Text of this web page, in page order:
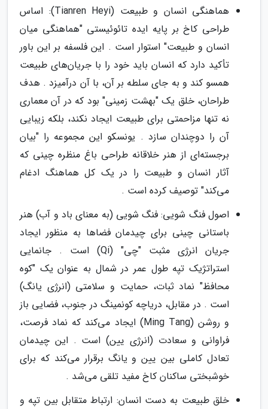
هماهنگی انسان و طبیعت (Tianren Heyi): اساس
طراحی کاخ بر پایه ایده تائوئیستی "هماهنگی میان
انسان و طبیعت" استوار است . این فلسفه بر این باور
تأکید دارد که انسان باید خود را با جریان‌های طبیعت
همسو کند و به جای سلطه بر آن، با آن درآمیزد . هدف
طراحان، خلق یک "بهشت زمینی" بود که در آن معماری
نه تنها مزاحمتی برای طبیعت ایجاد نکند، بلکه زیبایی
آن را دوچندان سازد . یونسکو این مجموعه را "بیان
برجسته‌ای از هنر خلاقانه طراحی باغ منظره چینی که
آثار انسان و طبیعت را در یک کل هماهنگ ادغام
می‌کند" توصیف کرده است .
اصول فنگ شویی: فنگ شویی (به معنای باد و آب) هنر
باستانی چینی برای چیدمان فضاها به منظور ایجاد
جریان انرژی مثبت "چی" (Qi) است . جانمایی
استراتژیک تپه طول عمر در شمال به عنوان یک "کوه
محافظ" نماد ثبات، حمایت و سلامتی (انرژی یانگ)
است . در مقابل، دریاچه کونمینگ در جنوب، فضایی باز
و روشن (Ming Tang) ایجاد می‌کند که نماد فرصت،
فراوانی و سعادت (انرژی یین) است . این چیدمان
تعادل کاملی بین یین و یانگ برقرار می‌کند که برای
خوشبختی ساکنان کاخ مفید تلقی می‌شد .
خلق طبیعت به دست انسان: ارتباط متقابل بین تپه و